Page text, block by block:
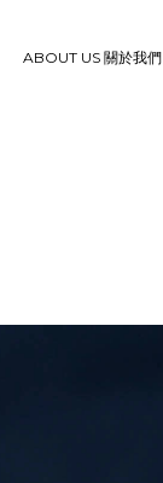
ABOUT US 關於我們